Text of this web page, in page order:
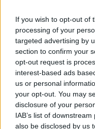
If you wish to opt-out of
processing of your
targeted advertising by
section to confirm your
opt-out request is
interest-based ads
us or personal
your opt-out. You may
disclosure of your
IAB’s list of
also be disclosed by us
nem kellett
tudtam,…